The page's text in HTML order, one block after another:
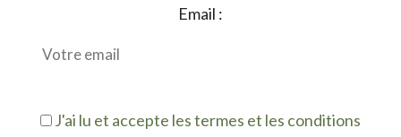
Email :
J'ai lu et accepte les termes et les conditions